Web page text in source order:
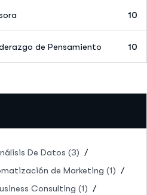
10
de Pensamiento 10
De Datos (3)
de Marketing (1)
Consulting (1)